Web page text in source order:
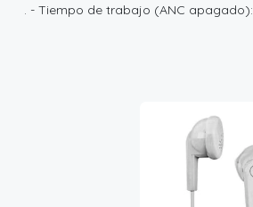
. - Tiempo de trabajo (ANC apagado):